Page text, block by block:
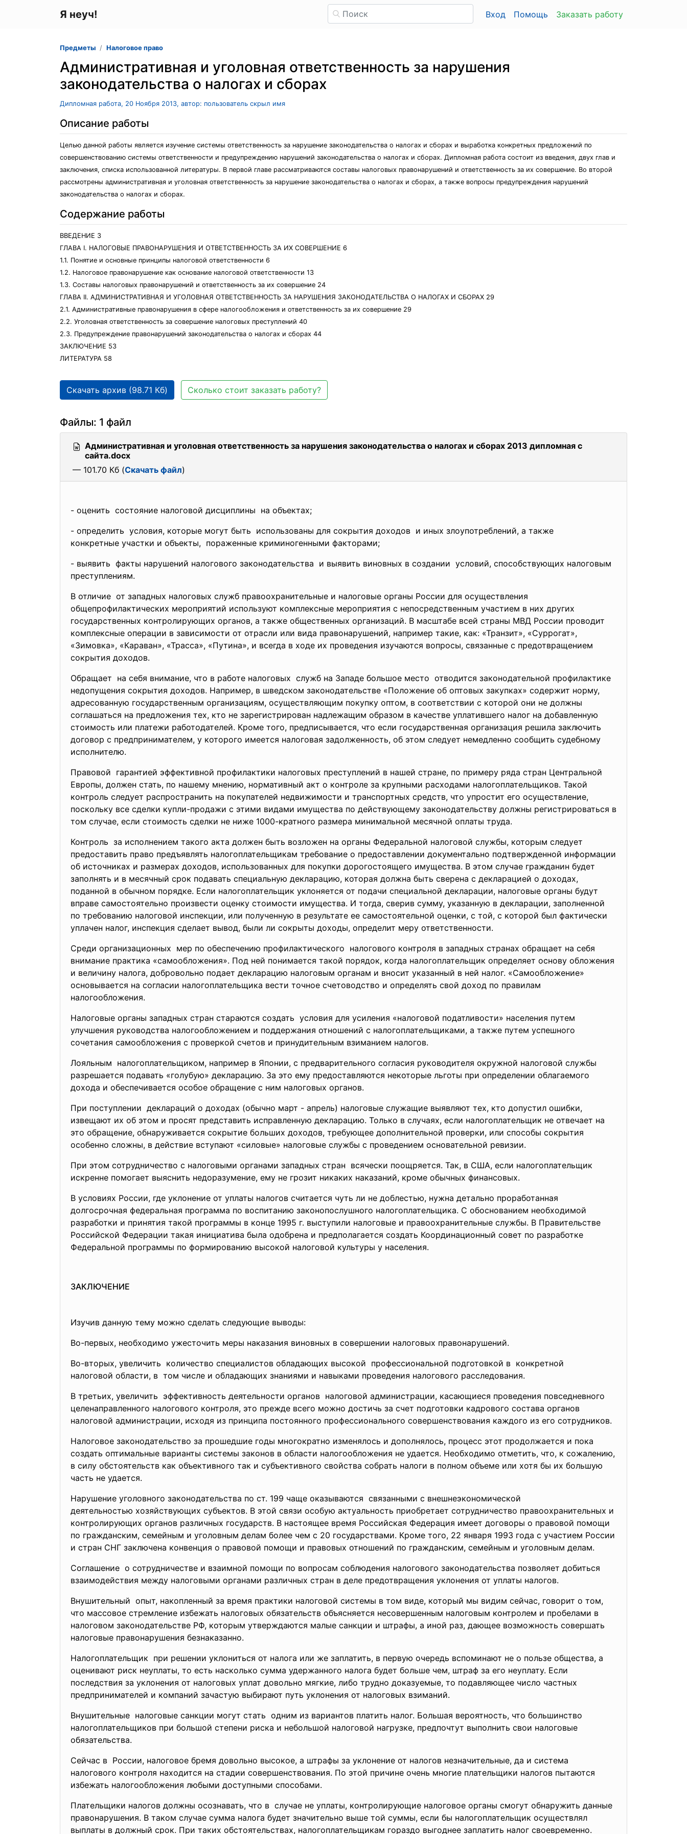
Я неуч! Вход Помощь Заказать работу
Предметы Налоговое право
Административная и уголовная ответственность за нарушения
законодательства о налогах и сборах
Дипломная работа, 20 Ноября 2013, автор: пользователь скрыл имя
Описание работы
Целью данной работы является изучение системы ответственность за нарушение законодательства о налогах и сборах и выработка конкретных предложений по
совершенствованию системы ответственности и предупреждению нарушений законодательства о налогах и сборах. Дипломная работа состоит из введения, двух глав и
заключения, списка использованной литературы. В первой главе рассматриваются составы налоговых правонарушений и ответственность за их совершение. Во второй
рассмотрены административная и уголовная ответственность за нарушение законодательства о налогах и сборах, а также вопросы предупреждения нарушений
законодательства о налогах и сборах.
Содержание работы
ВВЕДЕНИЕ 3
ГЛАВА I. НАЛОГОВЫЕ ПРАВОНАРУШЕНИЯ И ОТВЕТСТВЕННОСТЬ ЗА ИХ СОВЕРШЕНИЕ 6
1.1. Понятие и основные принципы налоговой ответственности 6
1.2. Налоговое правонарушение как основание налоговой ответственности 13
1.3. Составы налоговых правонарушений и ответственность за их совершение 24
ГЛАВА II. АДМИНИСТРАТИВНАЯ И УГОЛОВНАЯ ОТВЕТСТВЕННОСТЬ ЗА НАРУШЕНИЯ ЗАКОНОДАТЕЛЬСТВА О НАЛОГАХ И СБОРАХ 29
2.1. Административные правонарушения в сфере налогообложения и ответственность за их совершение 29
2.2. Уголовная ответственность за совершение налоговых преступлений 40
2.3. Предупреждение правонарушений законодательства о налогах и сборах 44
ЗАКЛЮЧЕНИЕ 53
ЛИТЕРАТУРА 58
Скачать архив (98.71 Кб) Сколько стоит заказать работу?
Файлы: 1 файл
Административная и уголовная ответственность за нарушения законодательства о налогах и сборах 2013 дипломная с
сайта.docx
— 101.70 Кб (Скачать файл)
- оценить состояние налоговой дисциплины на объектах;
- определить условия, которые могут быть использованы для сокрытия доходов и иных злоупотреблений, а также
конкретные участки и объекты, пораженные криминогенными факторами;
- выявить факты нарушений налогового законодательства и выявить виновных в создании условий, способствующих налоговым
преступлениям.
В отличие от западных налоговых служб правоохранительные и налоговые органы России для осуществления
общепрофилактических мероприятий используют комплексные мероприятия с непосредственным участием в них других
государственных контролирующих органов, а также общественных организаций. В масштабе всей страны МВД России проводит
комплексные операции в зависимости от отрасли или вида правонарушений, например такие, как: «Транзит», «Суррогат»,
«Зимовка», «Караван», «Трасса», «Путина», и всегда в ходе их проведения изучаются вопросы, связанные с предотвращением
сокрытия доходов.
Обращает на себя внимание, что в работе налоговых служб на Западе большое место отводится законодательной профилактике
недопущения сокрытия доходов. Например, в шведском законодательстве «Положение об оптовых закупках» содержит норму,
адресованную государственным организациям, осуществляющим покупку оптом, в соответствии с которой они не должны
соглашаться на предложения тех, кто не зарегистрирован надлежащим образом в качестве уплатившего налог на добавленную
стоимость или платежи работодателей. Кроме того, предписывается, что если государственная организация решила заключить
договор с предпринимателем, у которого имеется налоговая задолженность, об этом следует немедленно сообщить судебному
исполнителю.
Правовой гарантией эффективной профилактики налоговых преступлений в нашей стране, по примеру ряда стран Центральной
Европы, должен стать, по нашему мнению, нормативный акт о контроле за крупными расходами налогоплательщиков. Такой
контроль следует распространить на покупателей недвижимости и транспортных средств, что упростит его осуществление,
поскольку все сделки купли-продажи с этими видами имущества по действующему законодательству должны регистрироваться в
том случае, если стоимость сделки не ниже 1000-кратного размера минимальной месячной оплаты труда.
Контроль за исполнением такого акта должен быть возложен на органы Федеральной налоговой службы, которым следует
предоставить право предъявлять налогоплательщикам требование о предоставлении документально подтвержденной информации
об источниках и размерах доходов, использованных для покупки дорогостоящего имущества. В этом случае гражданин будет
заполнять и в месячный срок подавать специальную декларацию, которая должна быть сверена с декларацией о доходах,
поданной в обычном порядке. Если налогоплательщик уклоняется от подачи специальной декларации, налоговые органы будут
вправе самостоятельно произвести оценку стоимости имущества. И тогда, сверив сумму, указанную в декларации, заполненной
по требованию налоговой инспекции, или полученную в результате ее самостоятельной оценки, с той, с которой был фактически
уплачен налог, инспекция сделает вывод, были ли сокрыты доходы, определит меру ответственности.
Среди организационных мер по обеспечению профилактического налогового контроля в западных странах обращает на себя
внимание практика «самообложения». Под ней понимается такой порядок, когда налогоплательщик определяет основу обложения
и величину налога, добровольно подает декларацию налоговым органам и вносит указанный в ней налог. «Самообложение»
основывается на согласии налогоплательщика вести точное счетоводство и определять свой доход по правилам
налогообложения.
Налоговые органы западных стран стараются создать условия для усиления «налоговой податливости» населения путем
улучшения руководства налогообложением и поддержания отношений с налогоплательщиками, а также путем успешного
сочетания самообложения с проверкой счетов и принудительным взиманием налогов.
Лояльным налогоплательщиком, например в Японии, с предварительного согласия руководителя окружной налоговой службы
разрешается подавать «голубую» декларацию. За это ему предоставляются некоторые льготы при определении облагаемого
дохода и обеспечивается особое обращение с ним налоговых органов.
При поступлении деклараций о доходах (обычно март - апрель) налоговые служащие выявляют тех, кто допустил ошибки,
извещают их об этом и просят представить исправленную декларацию. Только в случаях, если налогоплательщик не отвечает на
это обращение, обнаруживается сокрытие больших доходов, требующее дополнительной проверки, или способы сокрытия
особенно сложны, в действие вступают «силовые» налоговые службы с проведением основательной ревизии.
При этом сотрудничество с налоговыми органами западных стран всячески поощряется. Так, в США, если налогоплательщик
искренне помогает выяснить недоразумение, ему не грозит никаких наказаний, кроме обычных финансовых.
В условиях России, где уклонение от уплаты налогов считается чуть ли не доблестью, нужна детально проработанная
долгосрочная федеральная программа по воспитанию законопослушного налогоплательщика. С обоснованием необходимой
разработки и принятия такой программы в конце 1995 г. выступили налоговые и правоохранительные службы. В Правительстве
Российской Федерации такая инициатива была одобрена и предполагается создать Координационный совет по разработке
Федеральной программы по формированию высокой налоговой культуры у населения.
ЗАКЛЮЧЕНИЕ
Изучив данную тему можно сделать следующие выводы:
Во-первых, необходимо ужесточить меры наказания виновных в совершении налоговых правонарушений.
Во-вторых, увеличить количество специалистов обладающих высокой профессиональной подготовкой в конкретной
налоговой области, в том числе и обладающих знаниями и навыками проведения налогового расследования.
В третьих, увеличить эффективность деятельности органов налоговой администрации, касающиеся проведения повседневного
целенаправленного налогового контроля, это прежде всего можно достичь за счет подготовки кадрового состава органов
налоговой администрации, исходя из принципа постоянного профессионального совершенствования каждого из его сотрудников.
Налоговое законодательство за прошедшие годы многократно изменялось и дополнялось, процесс этот продолжается и пока
создать оптимальные варианты системы законов в области налогообложения не удается. Необходимо отметить, что, к сожалению,
в силу обстоятельств как объективного так и субъективного свойства собрать налоги в полном объеме или хотя бы их большую
часть не удается.
Нарушение уголовного законодательства по ст. 199 чаще оказываются связанными с внешнеэкономической
деятельностью хозяйствующих субъектов. В этой связи особую актуальность приобретает сотрудничество правоохранительных и
контролирующих органов различных государств. В настоящее время Российская Федерация имеет договоры о правовой помощи
по гражданским, семейным и уголовным делам более чем с 20 государствами. Кроме того, 22 января 1993 года с участием России
и стран СНГ заключена конвенция о правовой помощи и правовых отношений по гражданским, семейным и уголовным делам.
Соглашение о сотрудничестве и взаимной помощи по вопросам соблюдения налогового законодательства позволяет добиться
взаимодействия между налоговыми органами различных стран в деле предотвращения уклонения от уплаты налогов.
Внушительный опыт, накопленный за время практики налоговой системы в том виде, который мы видим сейчас, говорит о том,
что массовое стремление избежать налоговых обязательств объясняется несовершенным налоговым контролем и пробелами в
налоговом законодательстве РФ, которым утверждаются малые санкции и штрафы, а иной раз, дающее возможность совершать
налоговые правонарушения безнаказанно.
Налогоплательщик при решении уклониться от налога или же заплатить, в первую очередь вспоминают не о пользе общества, а
оценивают риск неуплаты, то есть насколько сумма удержанного налога будет больше чем, штраф за его неуплату. Если
последствия за уклонения от налоговых уплат довольно мягкие, либо трудно доказуемые, то подавляющее число частных
предпринимателей и компаний зачастую выбирают путь уклонения от налоговых взиманий.
Внушительные налоговые санкции могут стать одним из вариантов платить налог. Большая вероятность, что большинство
налогоплательщиков при большой степени риска и небольшой налоговой нагрузке, предпочтут выполнить свои налоговые
обязательства.
Сейчас в России, налоговое бремя довольно высокое, а штрафы за уклонение от налогов незначительные, да и система
налогового контроля находится на стадии совершенствования. По этой причине очень многие плательщики налогов пытаются
избежать налогообложения любыми доступными способами.
Плательщики налогов должны осознавать, что в случае не уплаты, контролирующие налоговое органы смогут обнаружить данные
правонарушения. В таком случае сумма налога будет значительно выше той суммы, если бы налогоплательщик осуществлял
выплаты в должный срок. При таких обстоятельствах, налогоплательщикам гораздо выгоднее заплатить налог своевременно.